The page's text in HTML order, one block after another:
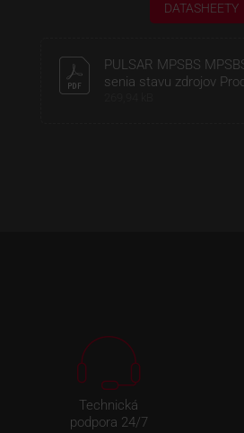
DATASHEETY
PULSAR MPSBS
senia stavu zdrojov
Technická
podpora 24/7